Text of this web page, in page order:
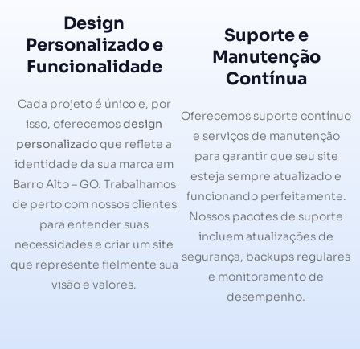
Design
Personalizado e
Funcionalidade
Cada projeto é único e, por
isso, oferecemosdesign
personalizadoque reflete a
identidade da sua marca em
Barro Alto – GO. Trabalhamos
de perto com nossos clientes
para entender suas
necessidades e criar um site
que represente fielmente sua
visão e valores.
Suporte e
Manutenção
Contínua
Oferecemos suporte contínuo
e serviços de manutenção
para garantir que seu site
esteja sempre atualizado e
funcionando perfeitamente.
Nossos pacotes de suporte
incluem atualizações de
segurança, backups regulares
e monitoramento de
desempenho.